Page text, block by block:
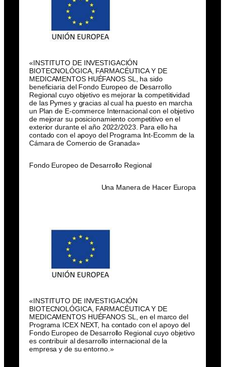
«INSTITUTO DE INVESTIGACIÓN
BIOTECNOLÓGICA, FARMACÉUTICA Y DE
MEDICAMENTOS HUÉFANOS SL, ha sido
beneficiaria del Fondo Europeo de Desarrollo
Regional cuyo objetivo es mejorar la competitividad
de las Pymes y gracias al cual ha puesto en marcha
un Plan de E-commerce Internacional con el objetivo
de mejorar su posicionamiento competitivo en el
exterior durante el año 2022/2023. Para ello ha
contado con el apoyo del Programa Int-Ecomm de la
Cámara de Comercio de Granada»
Fondo Europeo de Desarrollo Regional
Una Manera de Hacer Europa
«INSTITUTO DE INVESTIGACIÓN
BIOTECNOLÓGICA, FARMACÉUTICA Y DE
MEDICAMENTOS HUÉFANOS SL, en el marco del
Programa ICEX NEXT, ha contado con el apoyo del
Fondo Europeo de Desarrollo Regional cuyo objetivo
es contribuir al desarrollo internacional de la
empresa y de su entorno.»